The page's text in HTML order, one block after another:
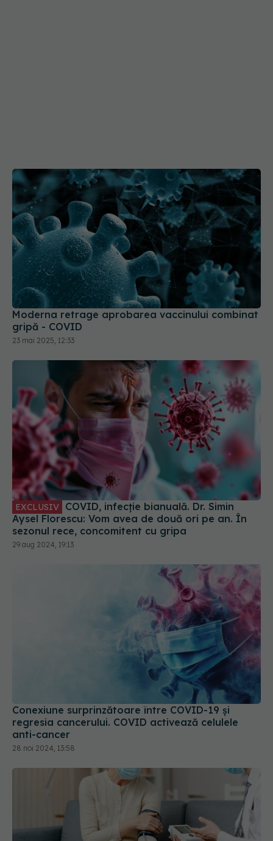
Moderna retrage aprobarea vaccinului combinat
gripă - COVID
23 mai 2025, 12:33
EXCLUSIV COVID, infecție bianuală. Dr. Simin
Aysel Florescu: Vom avea de două ori pe an. În
sezonul rece, concomitent cu gripa
29 aug 2024, 19:13
Conexiune surprinzătoare între COVID-19 și
regresia cancerului. COVID activează celulele
28 noi 2024, 13:58